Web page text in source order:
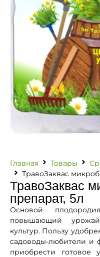
Главная Товары
ТравоЗаквас
ТравоЗаквас
препарат, 5л
Основой
повышающий
культур. Пользу
садоводы-любители и
приобрести готовое